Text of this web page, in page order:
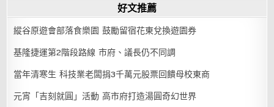
好文推薦
縱谷原遊會部落食樂園 鼓勵留宿花東兌換遊園券
基隆捷運第2階段路線 市府、議長仍不同調
當年清寒生 科技業老闆捐3千萬元股票回饋母校東商
元宵「吉刻就圓」活動 高市府打造湯圓奇幻世界